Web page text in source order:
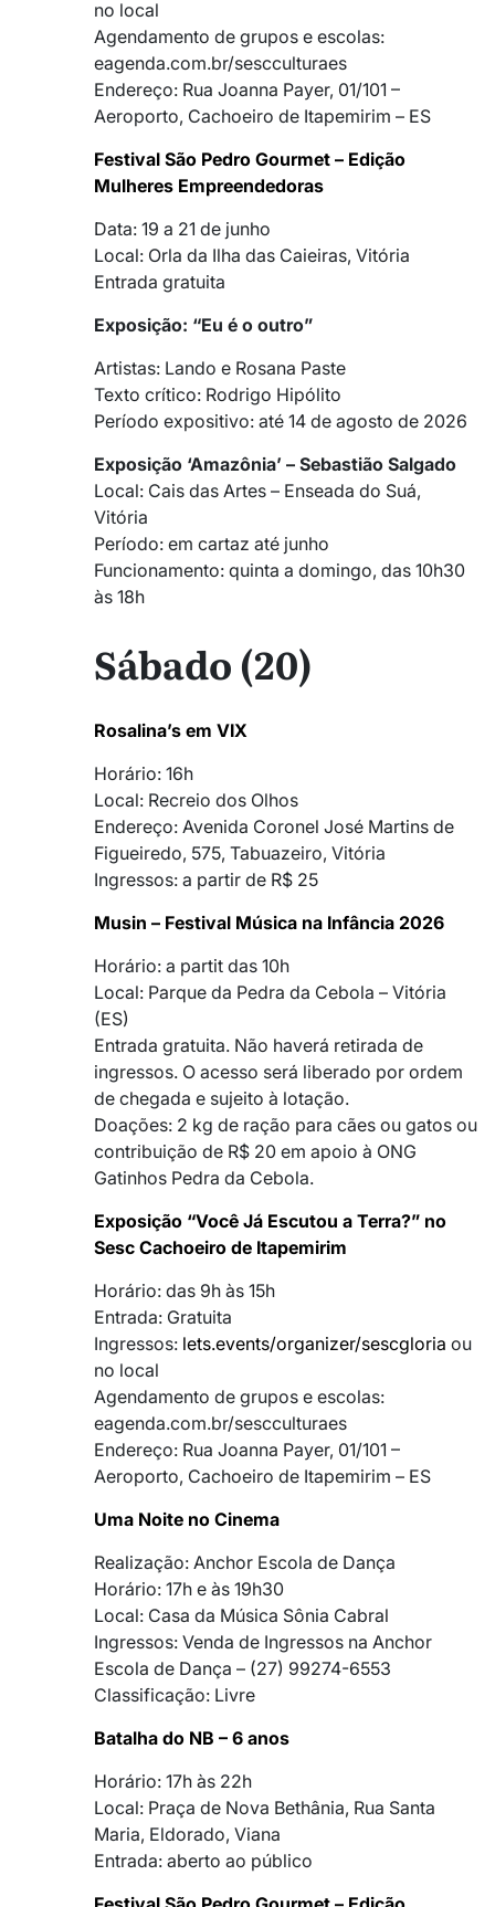
no local
Agendamento de grupos e escolas:
eagenda.com.br/sescculturaes
Endereço: Rua Joanna Payer, 01/101 –
Aeroporto, Cachoeiro de Itapemirim – ES
Festival São Pedro Gourmet – Edição
Mulheres Empreendedoras
Data: 19 a 21 de junho
Local: Orla da Ilha das Caieiras, Vitória
Entrada gratuita
Exposição: “Eu é o outro”
Artistas: Lando e Rosana Paste
Texto crítico: Rodrigo Hipólito
Período expositivo: até 14 de agosto de 2026
Exposição ‘Amazônia’ – Sebastião Salgado
Local: Cais das Artes – Enseada do Suá,
Vitória
Período: em cartaz até junho
Funcionamento: quinta a domingo, das 10h30
às 18h
Sábado (20)
Rosalina’s em VIX
Horário: 16h
Local: Recreio dos Olhos
Endereço: Avenida Coronel José Martins de
Figueiredo, 575, Tabuazeiro, Vitória
Ingressos: a partir de R$ 25
Musin – Festival Música na Infância 2026
Horário: a partit das 10h
Local: Parque da Pedra da Cebola – Vitória
(ES)
Entrada gratuita. Não haverá retirada de
ingressos. O acesso será liberado por ordem
de chegada e sujeito à lotação.
Doações: 2 kg de ração para cães ou gatos ou
contribuição de R$ 20 em apoio à ONG
Gatinhos Pedra da Cebola.
Exposição “Você Já Escutou a Terra?” no
Sesc Cachoeiro de Itapemirim
Horário: das 9h às 15h
Entrada: Gratuita
Ingressos: lets.events/organizer/sescgloria ou
no local
Agendamento de grupos e escolas:
eagenda.com.br/sescculturaes
Endereço: Rua Joanna Payer, 01/101 –
Aeroporto, Cachoeiro de Itapemirim – ES
Uma Noite no Cinema
Realização: Anchor Escola de Dança
Horário: 17h e às 19h30
Local: Casa da Música Sônia Cabral
Ingressos: Venda de Ingressos na Anchor
Escola de Dança – (27) 99274-6553
Classificação: Livre
Batalha do NB – 6 anos
Horário: 17h às 22h
Local: Praça de Nova Bethânia, Rua Santa
Maria, Eldorado, Viana
Entrada: aberto ao público